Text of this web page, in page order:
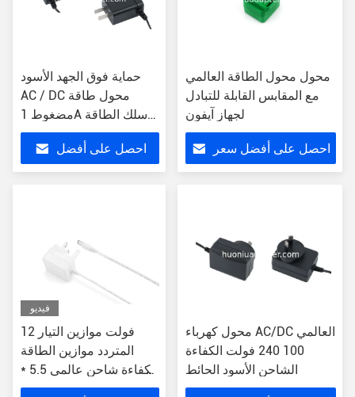
حماية فوق الجهد الأسود
AC / DC محول طاقة
مضغوط 1A سلك الطاقة
الخارجي 1.5m ABS
احصل على أفضل
محول محول الطاقة العالمي
مع المقابس القابلة للتبادل
لجهاز آيفون
احصل على أفضل سعر
فيديو
12 فولت موازين التيار
المتردد موازين الطاقة
الكفاءة شاحن عالمي 5.5 *
2.1mm
محول كهرباء AC/DC العالمي
100 240 فولت الكفاءة
الشاحن الأسود الحائط